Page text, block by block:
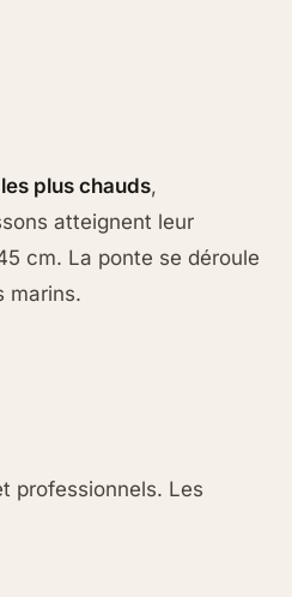
plus chauds,
atteignent leur
cm. La ponte se déroule
marins.
professionnels. Les